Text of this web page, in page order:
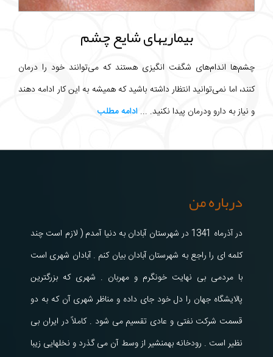
بیماریهای شایع چشم
چشم‌ها اندام‌های شگفت انگیزی هستند که می‌توانند خود را درمان
کنند، اما نمی‌توانید انتظار داشته باشید که همیشه به این کار ادامه دهند
و نیاز به دارو ودرمان پیدا نکنید. ... ادامه مطلب
درباره من
در آذرماه 1341 در شهرستان آبادان به دنیا آمدم ( لازم است چند
کلمه ای را راجع به شهرستان آبادان بیان کنم . آبادان شهری است
با مردمی بی نهایت خونگرم و مهربان . شهری که بزرگترین
پالایشگاه جهان را دل خود جای داده و مناظر شهری آن که به دو
قسمت شرکت نفتی و عادی تقسیم می شود . کاملاً در ایران بی
نظیر است . رودخانه بهمنشیر از وسط آن می گذرد و نخلهایی زیبا